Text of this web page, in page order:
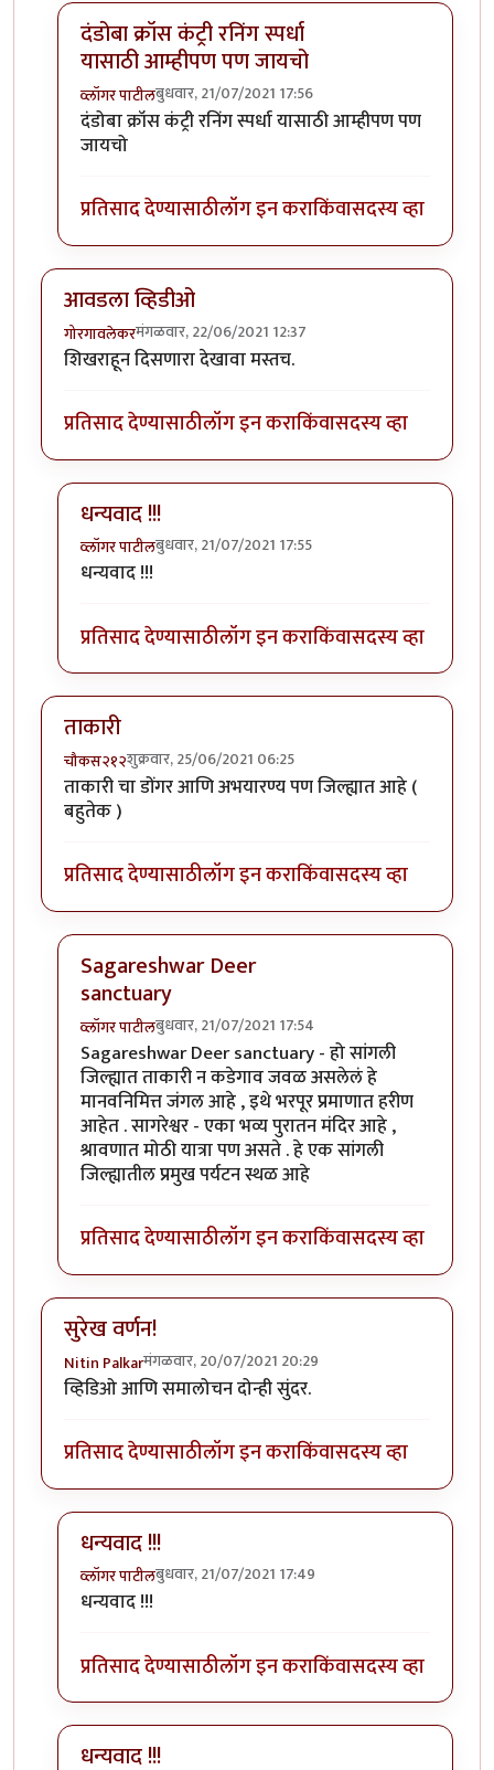
दंडोबा क्रॉस कंट्री रनिंग स्पर्धा
यासाठी आम्हीपण पण जायचो
व्लॉगर पाटीलबुधवार, 21/07/2021 17:56
In reply toमी लहान असताना सांगलीतल्याbyचावटमेला
दंडोबा क्रॉस कंट्री रनिंग स्पर्धा यासाठी आम्हीपण पण
जायचो
प्रतिसाद देण्यासाठीलॉग इन कराकिंवासदस्य व्हा
आवडला व्हिडीओ
गोरगावलेकरमंगळवार, 22/06/2021 12:37
शिखराहून दिसणारा देखावा मस्तच.
प्रतिसाद देण्यासाठीलॉग इन कराकिंवासदस्य व्हा
धन्यवाद !!!
व्लॉगर पाटीलबुधवार, 21/07/2021 17:55
In reply to
धन्यवाद !!!
प्रतिसाद देण्यासाठीलॉग इन कराकिंवासदस्य व्हा
ताकारी
चौकस२१२शुक्रवार, 25/06/2021 06:25
ताकारी चा डोंगर आणि अभयारण्य पण जिल्ह्यात आहे (
बहुतेक )
प्रतिसाद देण्यासाठीलॉग इन कराकिंवासदस्य व्हा
Sagareshwar Deer
sanctuary
व्लॉगर पाटीलबुधवार, 21/07/2021 17:54
In reply toताकारीbyचौकस२१२
Sagareshwar Deer sanctuary - हो सांगली
जिल्ह्यात ताकारी न कडेगाव जवळ असलेलं हे
मानवनिमित्त जंगल आहे , इथे भरपूर प्रमाणात हरीण
आहेत . सागरेश्वर - एका भव्य पुरातन मंदिर आहे ,
श्रावणात मोठी यात्रा पण असते . हे एक सांगली
जिल्ह्यातील प्रमुख पर्यटन स्थळ आहे
प्रतिसाद देण्यासाठीलॉग इन कराकिंवासदस्य व्हा
सुरेख वर्णन!
Nitin Palkarमंगळवार, 20/07/2021 20:29
व्हिडिओ आणि समालोचन दोन्ही सुंदर.
प्रतिसाद देण्यासाठीलॉग इन कराकिंवासदस्य व्हा
धन्यवाद !!!
व्लॉगर पाटीलबुधवार, 21/07/2021 17:49
In reply to
धन्यवाद !!!
प्रतिसाद देण्यासाठीलॉग इन कराकिंवासदस्य व्हा
धन्यवाद !!!